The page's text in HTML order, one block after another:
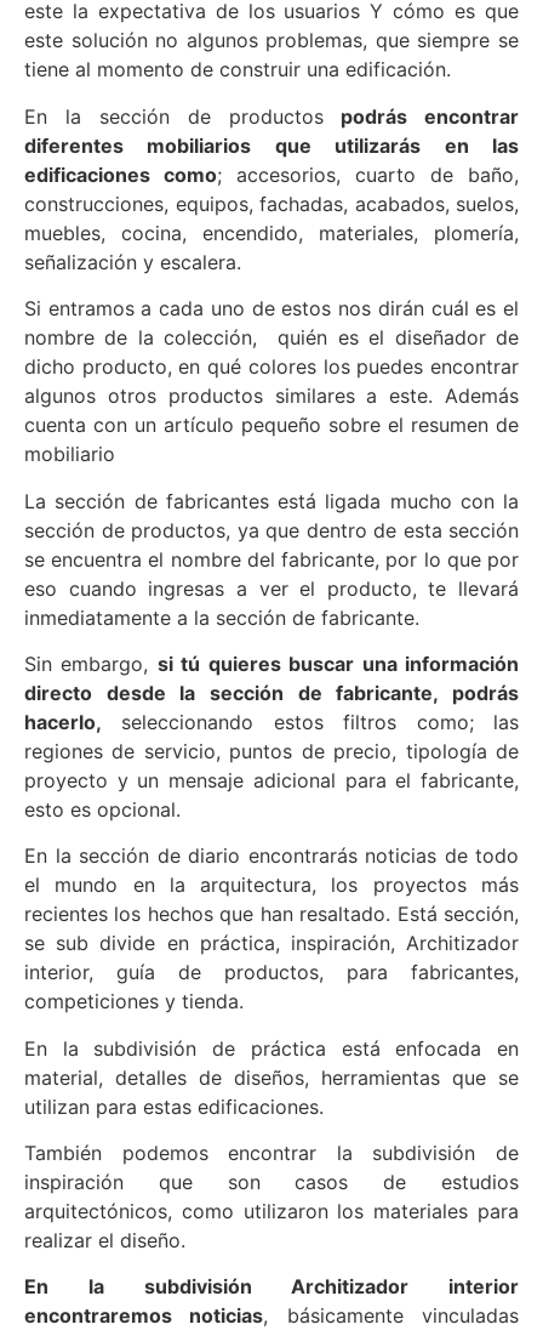
este la expectativa de los usuarios Y cómo es que
este solución no algunos problemas, que siempre se
tiene al momento de construir una edificación.
En la sección de productos podrás encontrar
diferentes mobiliarios que utilizarás en las
edificaciones como; accesorios, cuarto de baño,
construcciones, equipos, fachadas, acabados, suelos,
muebles, cocina, encendido, materiales, plomería,
señalización y escalera.
Si entramos a cada uno de estos nos dirán cuál es el
nombre de la colección, quién es el diseñador de
dicho producto, en qué colores los puedes encontrar
algunos otros productos similares a este. Además
cuenta con un artículo pequeño sobre el resumen de
mobiliario
La sección de fabricantes está ligada mucho con la
sección de productos, ya que dentro de esta sección
se encuentra el nombre del fabricante, por lo que por
eso cuando ingresas a ver el producto, te llevará
inmediatamente a la sección de fabricante.
Sin embargo, si tú quieres buscar una información
directo desde la sección de fabricante, podrás
hacerlo, seleccionando estos filtros como; las
regiones de servicio, puntos de precio, tipología de
proyecto y un mensaje adicional para el fabricante,
esto es opcional.
En la sección de diario encontrarás noticias de todo
el mundo en la arquitectura, los proyectos más
recientes los hechos que han resaltado. Está sección,
se sub divide en práctica, inspiración, Architizador
interior, guía de productos, para fabricantes,
competiciones y tienda.
En la subdivisión de práctica está enfocada en
material, detalles de diseños, herramientas que se
utilizan para estas edificaciones.
También podemos encontrar la subdivisión de
inspiración que son casos de estudios
arquitectónicos, como utilizaron los materiales para
realizar el diseño.
En la subdivisión Architizador interior
encontraremos noticias, básicamente vinculadas